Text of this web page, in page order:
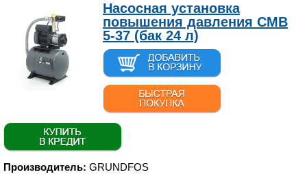
Насосная установка
повышения давления CMB
5-37 (бак 24 л)
Производитель: GRUNDFOS